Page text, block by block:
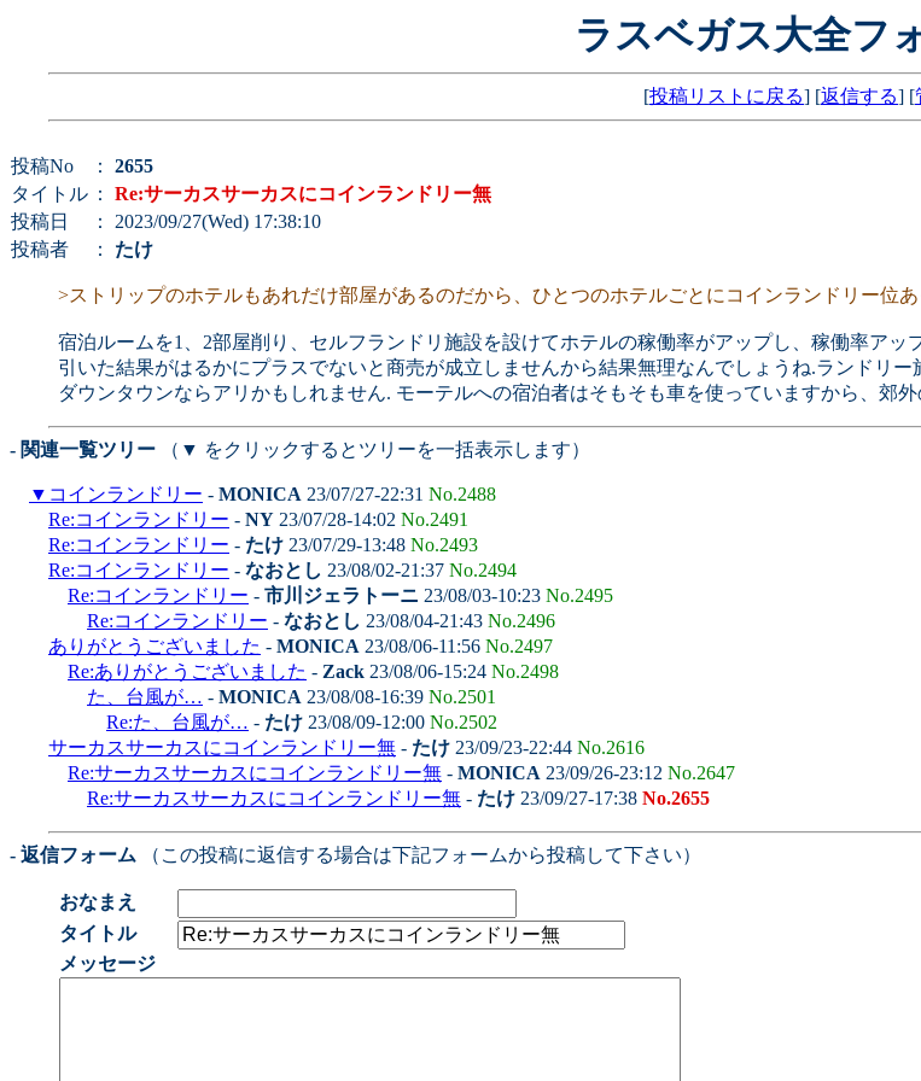
ラスベガス大全フ
[投稿リストに戻る] [返信する] [
投稿No ： 2655
タイトル ： Re:サーカスサーカスにコインランドリー無
投稿日
： 2023/09/27(Wed) 17:38:10
投稿者
： たけ
>ストリップのホテルもあれだけ部屋があるのだから、ひとつのホテルごとにコインランドリー位
宿泊ルームを1、2部屋削り、セルフランドリ施設を設けてホテルの稼働率がアップし、稼働率ア
引いた結果がはるかにプラスでないと商売が成立しませんから結果無理なんでしょうね.ランドリ
ダウンタウンならアリかもしれません. モーテルへの宿泊者はそもそも車を使っていますから、郊
- 関連一覧ツリー （▼ をクリックするとツリーを一括表示します）
▼ コインランドリー - MONICA 23/07/27-22:31 No.2488
Re:コインランドリー - NY 23/07/28-14:02 No.2491
Re:コインランドリー - たけ 23/07/29-13:48 No.2493
Re:コインランドリー - なおとし 23/08/02-21:37 No.2494
Re:コインランドリー - 市川ジェラトーニ 23/08/03-10:23 No.2495
Re:コインランドリー - なおとし 23/08/04-21:43 No.2496
ありがとうございました - MONICA 23/08/06-11:56 No.2497
Re:ありがとうございました - Zack 23/08/06-15:24 No.2498
た、台風が… - MONICA 23/08/08-16:39 No.2501
Re:た、台風が… - たけ 23/08/09-12:00 No.2502
サーカスサーカスにコインランドリー無 - たけ 23/09/23-22:44 No.2616
Re:サーカスサーカスにコインランドリー無 - MONICA 23/09/26-23:12 No.2647
Re:サーカスサーカスにコインランドリー無 - たけ 23/09/27-17:38 No.2655
- 返信フォーム （この投稿に返信する場合は下記フォームから投稿して下さい）
おなまえ
タイトル
メッセージ